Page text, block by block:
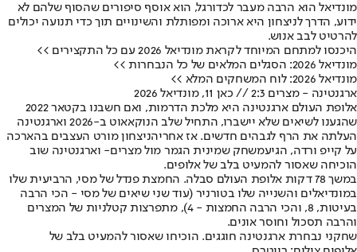
מונדיאל הוא הרבה מעבר לכדורגל, הוא אוסף סיפורים שהסוף שלהם לא
ידוע, הדרך לניצחון היא ארוכה ומפותלת והשינויים תוך כדי תנועה יכולים
להרטיט לבב אנוש.
היכנסו למתחם המיוחד לקראת מונדיאל 2026 עם כל התקצירים >>
מונדיאל 2026: הסגלים המלאים של כל הנבחרות >>
מונדיאל 2026: לוח המשחקים המלא >>
ארגנטינה - מצרים 2:3 // כאן 11, מונדיאל 2026
אלופת העולם ארגנטינה היא מלכת הדרמות, ואם חשבנו בקטאר 2022
שהגענו לשיאים שלא יישברו, התחיל שלב הנוקאאוט ב-2026 וארגנטינה
העלתה את הרף לגבהים חדשים. אז אחריהניצחון מורט העצבים בהארכה
על קייפ ורדה, הגיעמשחק שמינית הגמר מול מצרים- וארגנטינה שוב
הוכיחה שאסור להמעיט בלב של אלופים.
במשך 78 דקות אלופת העולם סבלה. החמצת פנדל של מסי, הרביעית שלו
במונדיאלים והשנייה שלו בטורניר (עוד שני שיאים של מסי - הכי הרבה
בעיטות, 8, והכי הרבה החמצות - 4), מתפרצות קטלניות של המצרים
והרבה תסכול וחוסר אונים.
שחקני נבחרת ארגנטינה חוגגים. הוכיחו שאסור להמעיט בלב של